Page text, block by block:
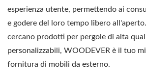
esperienza utente, permettendo ai
e godere del loro tempo libero
cercano prodotti per pergole di alta
personalizzabili, WOODEVER è il tuo
fornitura di mobili da esterno.